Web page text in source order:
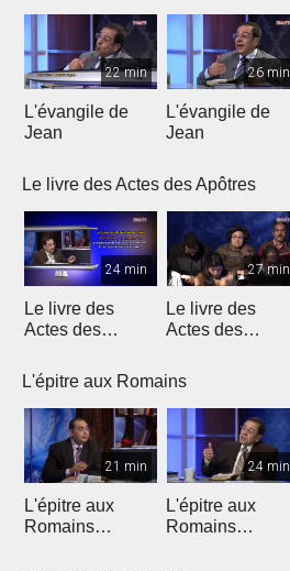
22 min
L'évangile de
Jean
26 min
L'évangile de
Jean
Le livre des Actes des Apôtres
24 min
Le livre des
Actes des
27 min
Le livre des
Actes des
L'épitre aux Romains
21 min
L'épitre aux
Romains
24 min
L'épitre aux
Romains